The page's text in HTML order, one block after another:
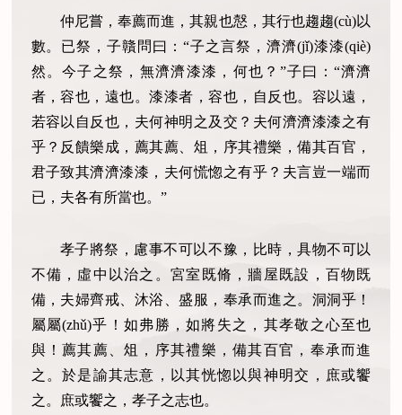
仲尼嘗，奉薦而進，其親也慤，其行也趨趨(cù)以
數。已祭，子贛問曰：“子之言祭，濟濟(jǐ)漆漆(qiè)
然。今子之祭，無濟濟漆漆，何也？”子曰：“濟濟
者，容也，遠也。漆漆者，容也，自反也。容以遠，
若容以自反也，夫何神明之及交？夫何濟濟漆漆之有
乎？反饋樂成，薦其薦、俎，序其禮樂，備其百官，
君子致其濟濟漆漆，夫何慌惚之有乎？夫言豈一端而
已，夫各有所當也。”
孝子將祭，慮事不可以不豫，比時，具物不可以
不備，虛中以治之。宮室既脩，牆屋既設，百物既
備，夫婦齊戒、沐浴、盛服，奉承而進之。洞洞乎！
屬屬(zhǔ)乎！如弗勝，如將失之，其孝敬之心至也
與！薦其薦、俎，序其禮樂，備其百官，奉承而進
之。於是諭其志意，以其恍惚以與神明交，庶或饗
之。庶或饗之，孝子之志也。